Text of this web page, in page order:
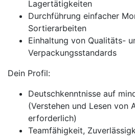
Lagertätigkeiten
Durchführung einfacher
Sortierarbeiten
Einhaltung von Qualitäts-
Verpackungsstandards
Dein Profil:
Deutschkenntnisse auf
(Verstehen und Lesen von
erforderlich)
Teamfähigkeit,